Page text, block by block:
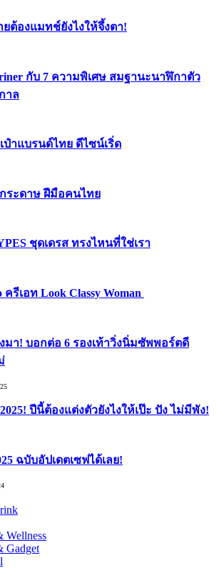
ยต้องแมทช์ยังไงให้จึ้งตา!
กับ 7 ความพิเศษ สมฐานะนาฬิกาตัว
าล
ป๋าแบรนด์ไทย ดีไซน์เริ่ด
ระดาษ ฝีมือคนไทย
ชุดเดรส ทรงไหนที่ใช่เรา
รีเอท Look Classy Woman
มา! บอกต่อ 6 รองเท้าวิ่งนิ่มซัพพอร์ตดี
ปีนี้ต้องแต่งตัวยังไงให้เป๊ะ ปัง ไม่มีพัง!
ฉบับอัปเดตเซฟได้เลย!
Wellness
Gadget